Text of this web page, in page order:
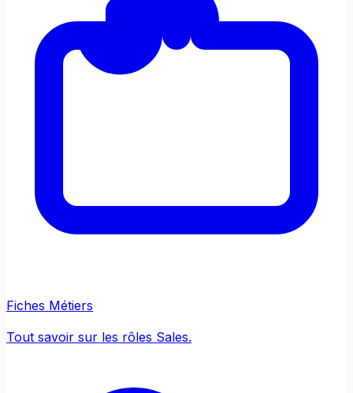
Fiches Métiers
Tout savoir sur les rôles Sales.